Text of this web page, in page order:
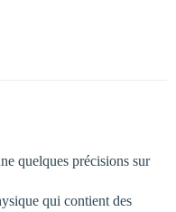
quelques précisions sur
qui contient des